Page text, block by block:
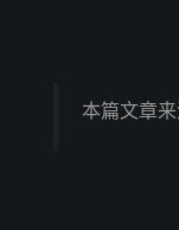
本篇文章